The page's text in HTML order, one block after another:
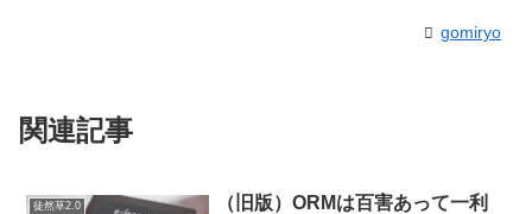
gomiryo
関連記事
徒然草2.0
（旧版）ORMは百害あって一利